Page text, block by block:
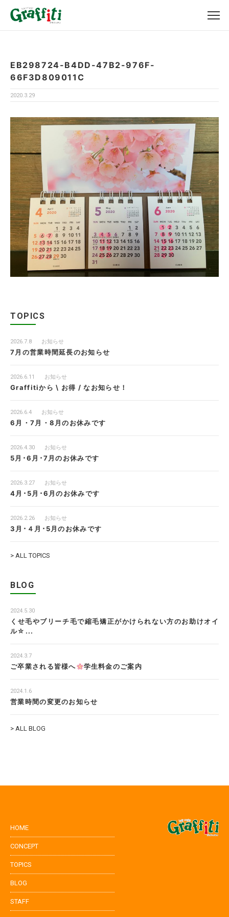
EB298724-B4DD-47B2-976F-
66F3D809011C
2020.3.29
TOPICS
2026.7.8 お知らせ
7月の営業時間延長のお知らせ
2026.6.11 お知らせ
Graffitiから \ お得 / なお知らせ！
2026.6.4 お知らせ
6月・7月・8月のお休みです
2026.4.30 お知らせ
5月･6月･7月のお休みです
2026.3.27 お知らせ
4月･5月･6月のお休みです
2026.2.26 お知らせ
3月･４月･5月のお休みです
> ALL TOPICS
BLOG
2024.5.30
くせ毛やブリーチ毛で縮毛矯正がかけられない方のお助けオイ
ル☆...
2024.3.7
ご卒業される皆様へ 学生料金のご案内
2024.1.6
営業時間の変更のお知らせ
> ALL BLOG
HOME
CONCEPT
TOPICS
BLOG
STAFF